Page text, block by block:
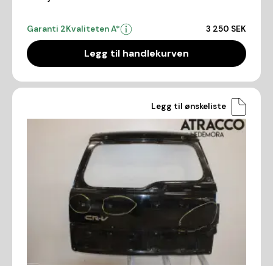
Garanti 2Kvaliteten A* 3 250 SEK
Legg til handlekurven
Legg til ønskeliste